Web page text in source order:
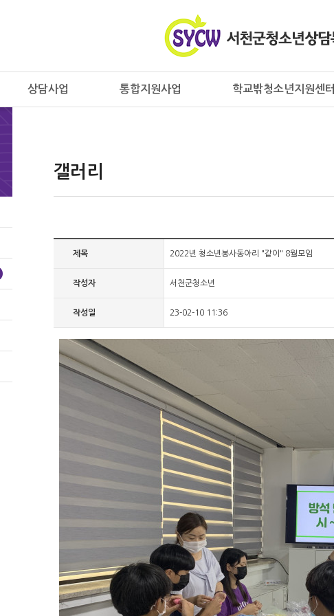
상담사업 통합지원사업 학교밖청소년지원센터
갤러리
제목 2022년 청소년봉사동아리 "같이" 8월모임
작성자 서천군청소년
작성일 23-02-10 11:36